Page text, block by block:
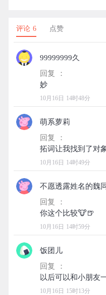
评论 6 点赞
99999999久
回复 ：
10月16日 14时48分
萌系萝莉
回复 ：
10月16日 14时49分
不愿透露姓名的魏
回复 ：
10月16日 14时59分
饭团儿
回复 ：
10月16日 15时13分